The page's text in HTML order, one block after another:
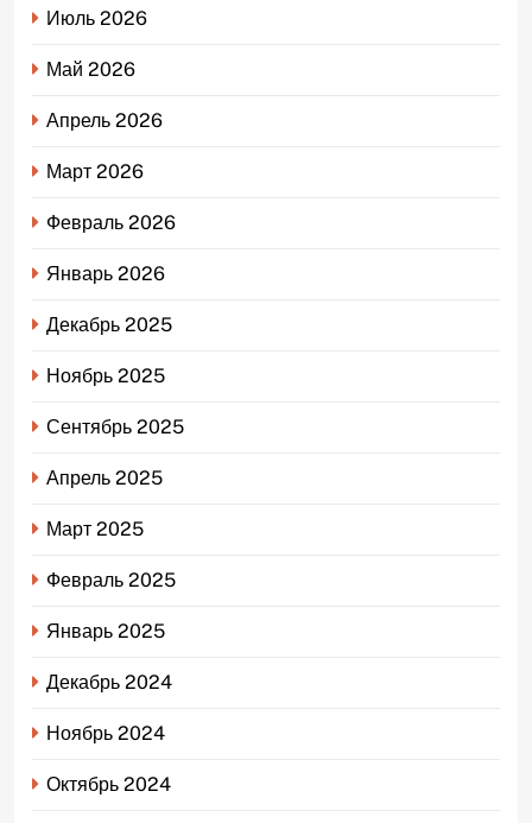
Июль 2026
Май 2026
Апрель 2026
Март 2026
Февраль 2026
Январь 2026
Декабрь 2025
Ноябрь 2025
Сентябрь 2025
Апрель 2025
Март 2025
Февраль 2025
Январь 2025
Декабрь 2024
Ноябрь 2024
Октябрь 2024